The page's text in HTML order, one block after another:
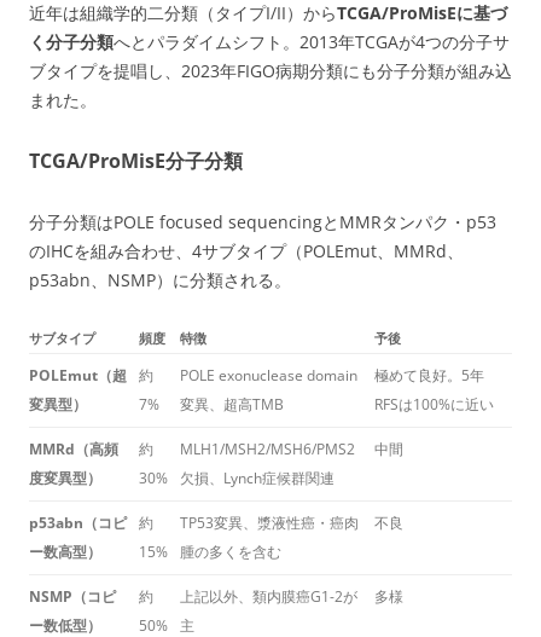
近年は組織学的二分類（タイプI/II）からTCGA/ProMisEに基づ
く分子分類へとパラダイムシフト。2013年TCGAが4つの分子サ
ブタイプを提唱し、2023年FIGO病期分類にも分子分類が組み込
まれた。
TCGA/ProMisE分子分類
分子分類はPOLE focused sequencingとMMRタンパク・p53
のIHCを組み合わせ、4サブタイプ（POLEmut、MMRd、
p53abn、NSMP）に分類される。
サブタイプ 頻度 特徴 予後
POLEmut（超
変異型）
約
7%
POLE exonuclease domain
変異、超高TMB
極めて良好。5年
RFSは100%に近い
MMRd（高頻
度変異型）
約
30%
MLH1/MSH2/MSH6/PMS2
欠損、Lynch症候群関連
中間
p53abn（コピ
ー数高型）
約
15%
TP53変異、漿液性癌・癌肉
腫の多くを含む
不良
NSMP（コピ
ー数低型）
約
50%
上記以外、類内膜癌G1-2が
主
多様